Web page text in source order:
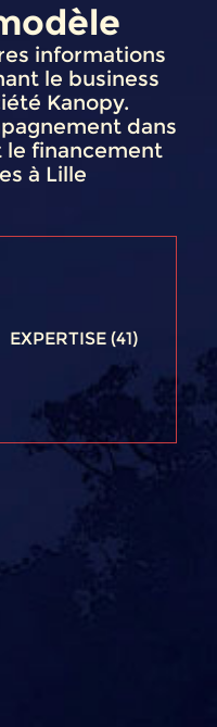
informations
le business
Kanopy.
dans
financement
à Lille
EXPERTISE (41)